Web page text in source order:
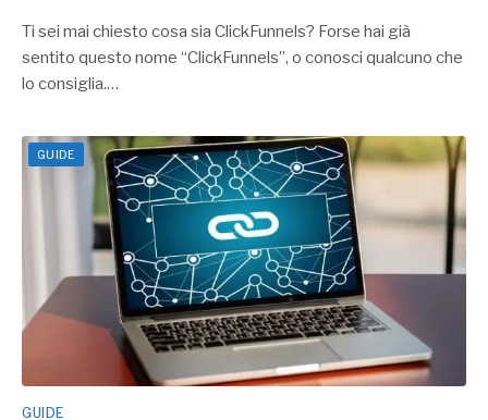
Ti sei mai chiesto cosa sia ClickFunnels? Forse hai già
sentito questo nome “ClickFunnels”, o conosci qualcuno che
lo consiglia.…
GUIDE
GUIDE